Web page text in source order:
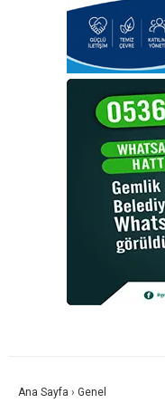
Ana Sayfa › Genel